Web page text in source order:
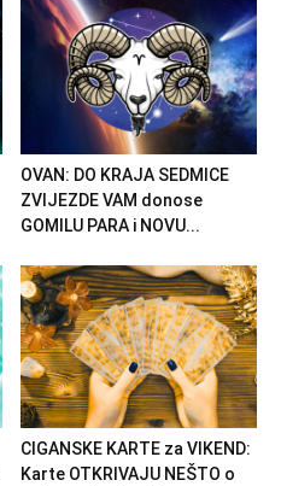
OVAN: DO KRAJA SEDMICE
ZVIJEZDE VAM donose
GOMILU PARA i NOVU...
CIGANSKE KARTE za VIKEND:
Karte OTKRIVAJU NEŠTO o